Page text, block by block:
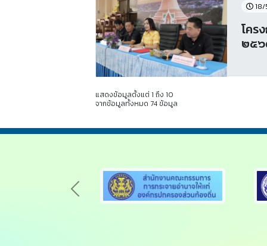
18/
โคร
๒๕
แสดงข้อมูลตั้งแต่ 1 ถึง 10
จากข้อมูลทั้งหมด 74 ข้อมูล
Previous